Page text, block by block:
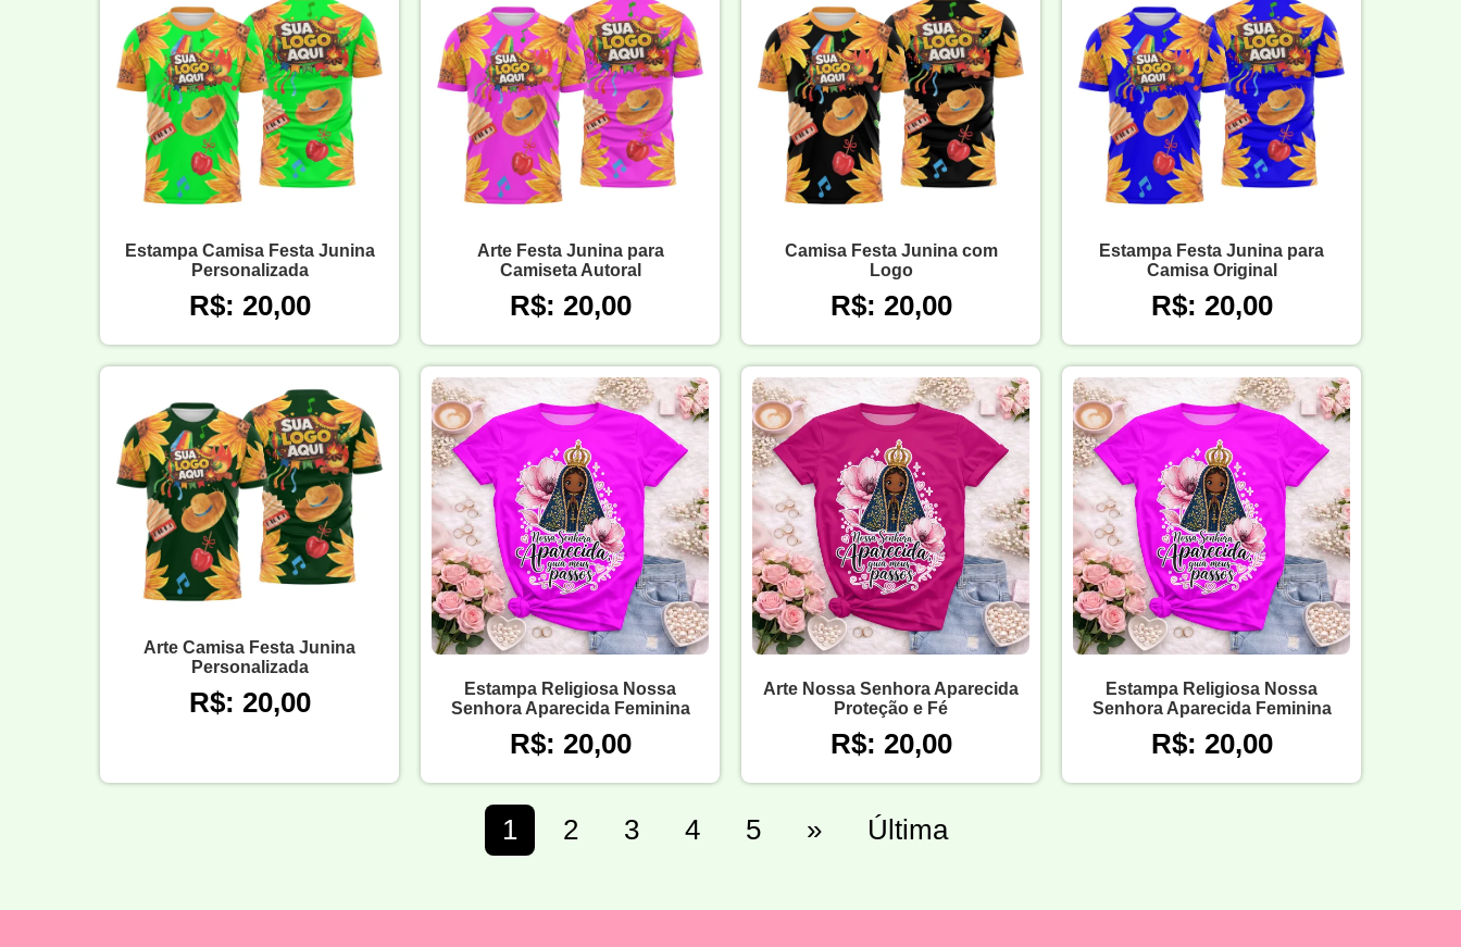
Estampa Camisa Festa Junina
Personalizada
R$: 20,00
Arte Festa Junina para
Camiseta Autoral
R$: 20,00
Camisa Festa Junina com
Logo
R$: 20,00
Estampa Festa Junina para
Camisa Original
R$: 20,00
Arte Camisa Festa Junina
Personalizada
R$: 20,00
Estampa Religiosa Nossa
Senhora Aparecida Feminina
R$: 20,00
Arte Nossa Senhora Aparecida
Proteção e Fé
R$: 20,00
Estampa Religiosa Nossa
Senhora Aparecida Feminina
R$: 20,00
1 2 3 4 5 » Última